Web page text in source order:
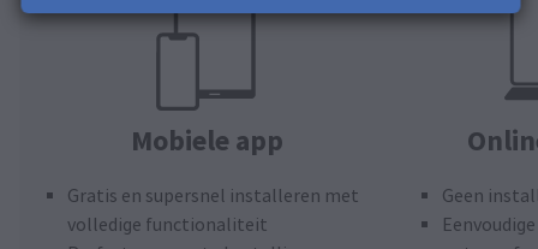
Mobiele app
Gratis en supersnel installeren met
volledige functionaliteit
Geen